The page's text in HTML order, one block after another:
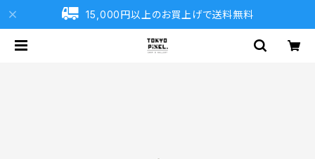
15,000円以上のお買上げで送料無料